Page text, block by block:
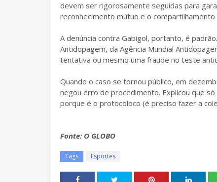
devem ser rigorosamente seguidas para
reconhecimento mútuo e o
A denúncia contra Gabigol, portanto, é
Antidopagem, da Agência Mundial
tentativa ou mesmo uma fraude no teste
Quando o caso se tornou público, em
negou erro de procedimento. Explicou que
porque é o protocoloco (é preciso fazer a
Fonte: O GLOBO
Tags Esportes